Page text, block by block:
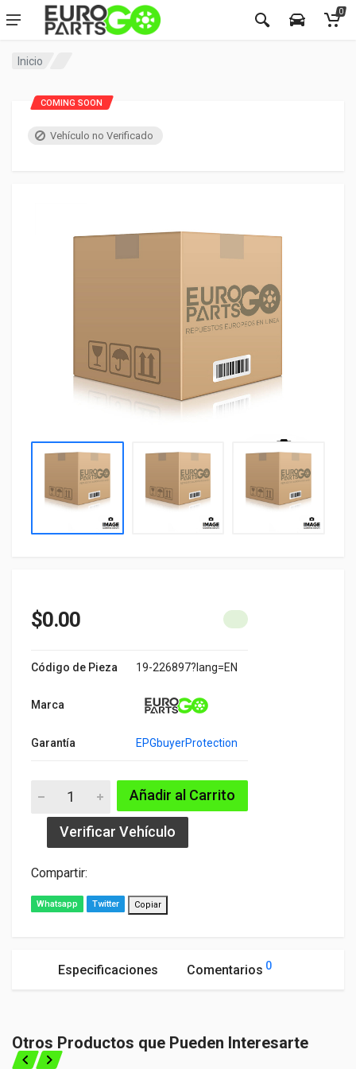
0
Inicio
Vehículo no Verificado
COMING SOON
$0.00
Código de Pieza 19-226897?lang=EN
Marca
Garantía EPGbuyerProtection
Añadir al Carrito
Verificar Vehículo
Compartir:
Whatsapp Twitter Copiar
Especificaciones Comentarios 0
◀ ▶
Otros Productos que Pueden Interesarte